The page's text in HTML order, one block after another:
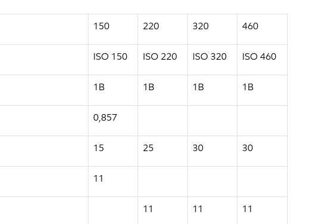
150 220 320 460
ISO 150 ISO 220 ISO 320 ISO 460
1B 1B 1B 1B
0,857
15 25 30 30
11
11 11 11